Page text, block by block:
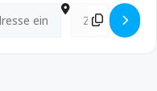
mit Peter Schira []
Destination